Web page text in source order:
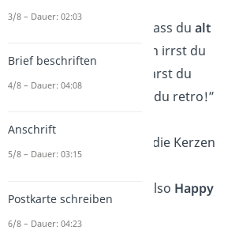
“Wenn du denkst, dass du alt
bist, dann irrst du
dich. Letztes Jahr warst du
noch alt. Heute bist du retro!”
“Du wirst alt, wenn die Kerzen
Geburtstagstorte. Also Happy
3/8 – Dauer: 02:03
Brief beschriften
4/8 – Dauer: 04:08
Anschrift
5/8 – Dauer: 03:15
Postkarte schreiben
6/8 – Dauer: 04:23